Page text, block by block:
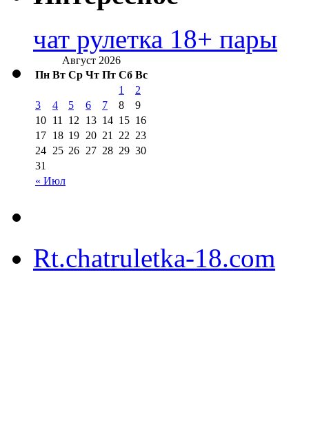
чат рулетка 18+ пары
Август 2026
Пн Вт Ср Чт Пт Сб Вс
« Июл
1
2
3
4 5 6 7 8
9
10 11 12 13 14 15 16
17 18 19 20 21 22 23
24 25 26 27 28 29 30
31
Rt.chatruletka-18.com